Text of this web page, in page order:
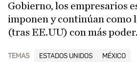
Gobierno, los empresarios
imponen y continúan como
(tras EE.UU) con más poder.
TEMAS ESTADOS UNIDOS MÉXICO